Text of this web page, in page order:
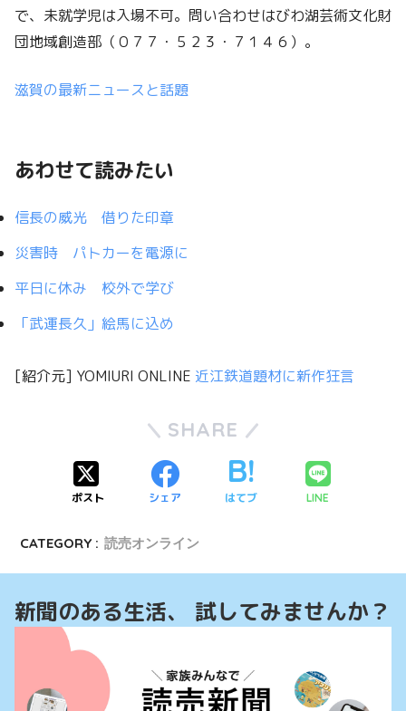
で、未就学児は入場不可。問い合わせはびわ湖芸術文化財
団地域創造部（０７７・５２３・７１４６）。
滋賀の最新ニュースと話題
あわせて読みたい
信長の威光 借りた印章
災害時 パトカーを電源に
平日に休み 校外で学び
「武運長久」絵馬に込め
[紹介元] YOMIURI ONLINE 近江鉄道題材に新作狂言
SHARE
ポスト シェア はてブ LINE
CATEGORY : 読売オンライン
新聞のある生活、 試してみませんか？